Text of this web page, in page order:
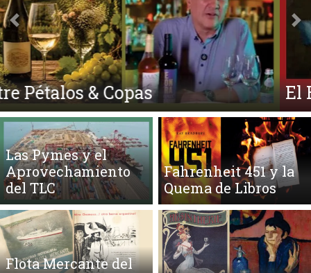
El Ego y el Amor Extendidos
Anterior
Las Pymes y el
Aprovechamiento
del TLC
Fahrenheit 451 y la
Quema de Libros
Flota Mercante del